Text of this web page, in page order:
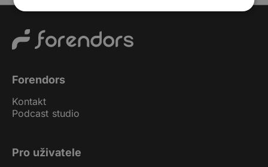
Forendors
Kontakt
Podcast studio
Pro uživatele